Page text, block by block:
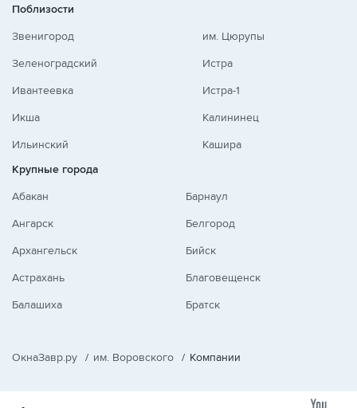
Поблизости
Звенигород
Зеленоградский
Ивантеевка
Икша
Ильинский
им. Цюрупы
Истра
Истра-1
Калининец
Кашира
Крупные города
Абакан
Ангарск
Архангельск
Астрахань
Балашиха
Барнаул
Белгород
Бийск
Благовещенск
Братск
ОкнаЗавр.ру / им. Воровского / Компании